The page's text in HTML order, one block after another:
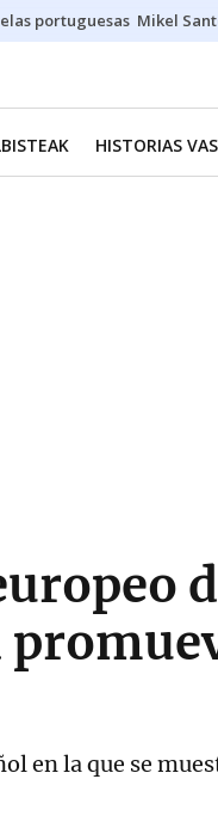
portuguesas Mikel
HISTORIAS
en la que se